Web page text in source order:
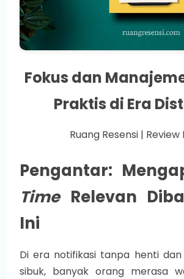
Fokus dan
Praktis di Era
Ruang Resensi | Review
Pengantar:
TimeRelevan
Ini
Di era notifikasi tanpa henti
sibuk, banyak orang merasa